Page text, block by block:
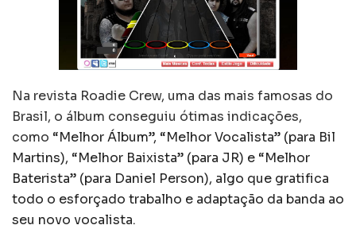
Na revista Roadie Crew, uma das mais famosas do
Brasil, o álbum conseguiu ótimas indicações,
como “Melhor Álbum”, “Melhor Vocalista” (para Bil
Martins), “Melhor Baixista” (para JR) e “Melhor
Baterista” (para Daniel Person), algo que gratifica
todo o esforçado trabalho e adaptação da banda ao
seu novo vocalista.